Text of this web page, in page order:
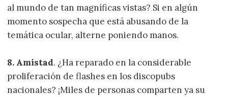
al mundo de tan magníficas vistas? Si en algún
momento sospecha que está abusando de la
temática ocular, alterne poniendo manos.
8. Amistad. ¿Ha reparado en la considerable
proliferación de flashes en los discopubs
nacionales? ¡Miles de personas comparten ya su